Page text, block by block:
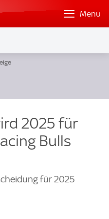
Menü
2025 für
Bulls
für 2025